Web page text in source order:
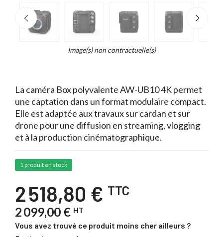
Image(s) non contractuelle(s)
La caméra Box polyvalente AW-UB10 4K permet
une captation dans un format modulaire compact.
Elle est adaptée aux travaux sur cardan et sur
drone pour une diffusion en streaming, vlogging
et à la production cinématographique.
1 produit en stock
2 518,80 € TTC
2 099,00 € HT
Vous avez trouvé ce produit moins cher ailleurs ?